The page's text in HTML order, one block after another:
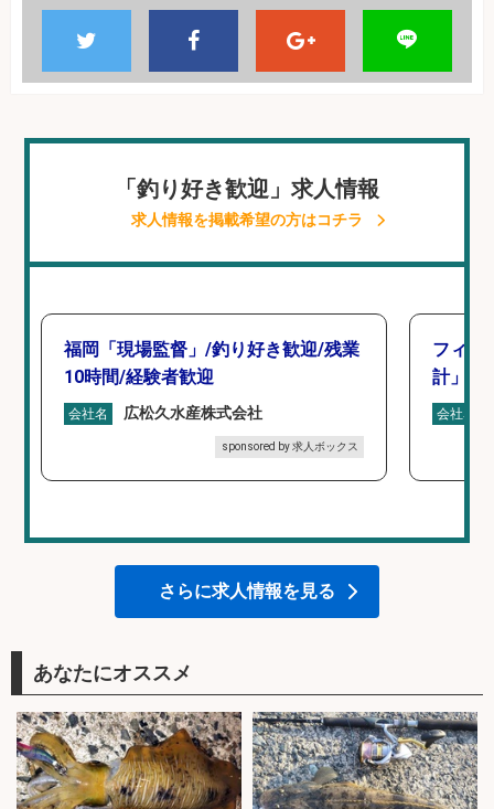
「釣り好き歓迎」求人情報
求人情報を掲載希望の方はコチラ
福岡「現場監督」/釣り好き歓迎/残業
10時間/経験者歓迎
会社名 広松久水産株式会社
sponsored by 求人ボックス
フィッ
計」
会社名
さらに求人情報を見る
あなたにオススメ